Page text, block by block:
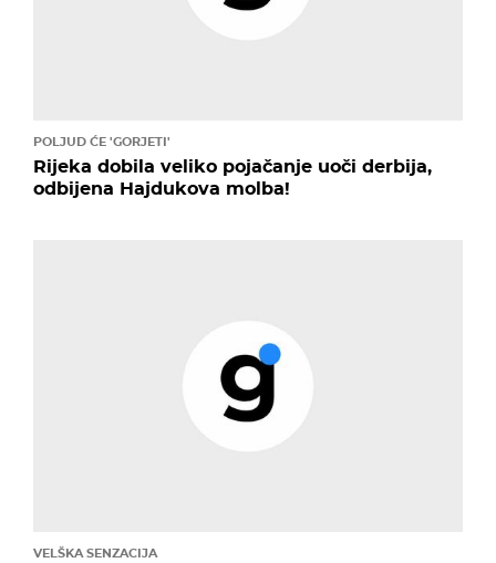
POLJUD ĆE 'GORJETI'
Rijeka dobila veliko pojačanje uoči derbija,
odbijena Hajdukova molba!
VELŠKA SENZACIJA